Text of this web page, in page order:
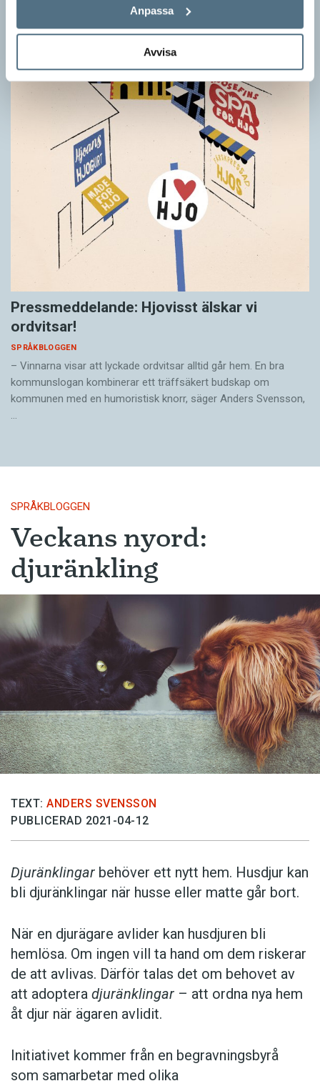
Anpassa
Avvisa
Pressmeddelande: Hjovisst älskar vi
ordvitsar!
SPRÅKBLOGGEN
– Vinnarna visar att lyckade ordvitsar alltid går hem. En bra
kommunslogan kombinerar ett träffsäkert budskap om
kommunen med en humoristisk knorr, säger Anders Svensson,
…
SPRÅKBLOGGEN
Veckans nyord:
djuränkling
TEXT: ANDERS SVENSSON
PUBLICERAD 2021-04-12
Djuränklingar behöver ett nytt hem. Husdjur kan
bli djuränklingar när husse eller matte går bort.
När en djurägare avlider kan husdjuren bli
hemlösa. Om ingen vill ta hand om dem riskerar
de att avlivas. Därför talas det om behovet av
att adoptera djuränklingar – att ordna nya hem
åt djur när ägaren avlidit.
Initiativet kommer från en begravningsbyrå
som samarbetar med olika